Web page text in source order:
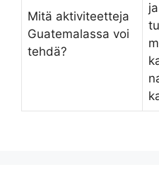
Mitä aktiviteetteja
Guatemalassa voi
tehdä?